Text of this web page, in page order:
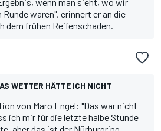
waren", erinnert er an die
dem frühen Reifenschaden.
WETTER HÄTTE ICH NICHT
von Maro Engel: "Das war nicht
ich mir für die letzte halbe Stunde